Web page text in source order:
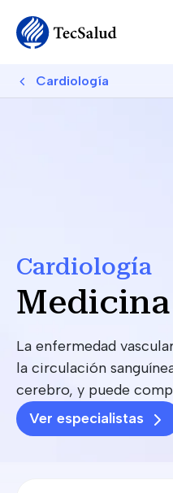
Breadcrumb
Cardiología
Cardiología
La enfermedad
la circulación
cerebro, y puede
arterias y venas en
territorios.
Ver especialistas